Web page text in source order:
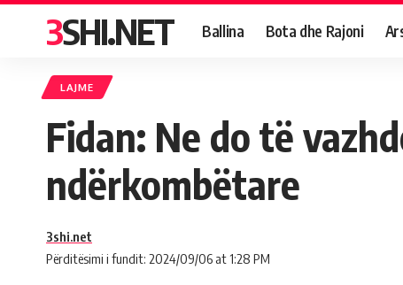
3SHI.NET Ballina Bota dhe Rajoni
LAJME
Fidan: Ne do të
ndërkombëtare
Përditësimi i fundit: 2024/09/06 at 1:28 PM
3shi.net